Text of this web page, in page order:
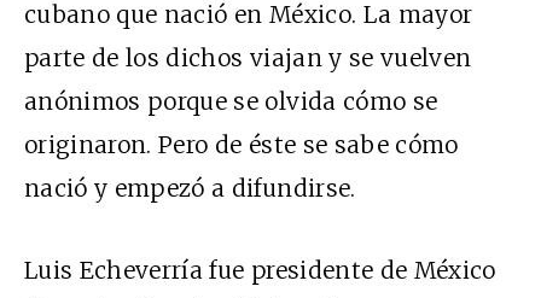
cubano que nació en México. La mayor
parte de los dichos viajan y se vuelven
anónimos porque se olvida cómo se
originaron. Pero de éste se sabe cómo
nació y empezó a difundirse.
Luis Echeverría fue presidente de México